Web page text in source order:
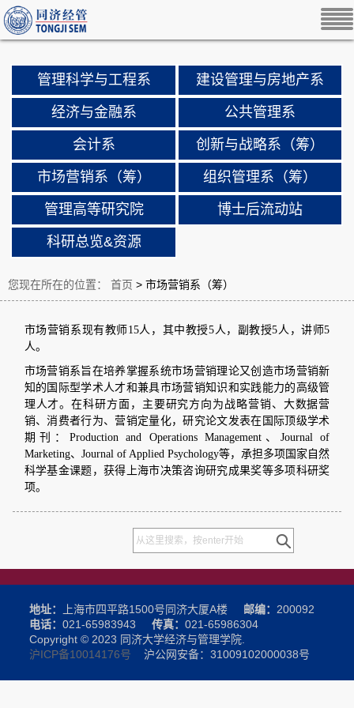
管理科学与工程系 建设管理与房地产系
经济与金融系 公共管理系
会计系 创新与战略系（筹）
市场营销系（筹） 组织管理系（筹）
管理高等研究院 博士后流动站
科研总览&资源
您现在所在的位置： 首页 > 市场营销系（筹）
市场营销系现有教师15人，其中教授5人，副教授5人，讲师5
人。
市场营销系旨在培养掌握系统市场营销理论又创造市场营销新
知的国际型学术人才和兼具市场营销知识和实践能力的高级管
理人才。在科研方面，主要研究方向为战略营销、大数据营
销、消费者行为、营销定量化，研究论文发表在国际顶级学术
期刊：Production and Operations Management、Journal of
Marketing、Journal of Applied Psychology等，承担多项国家自然
科学基金课题，获得上海市决策咨询研究成果奖等多项科研奖
项。
地址： 上海市四平路1500号同济大厦A楼 邮编： 200092
电话： 021-65983943 传真： 021-65986304
Copyright © 2023 同济大学经济与管理学院.
沪ICP备10014176号 沪公网安备：31009102000038号